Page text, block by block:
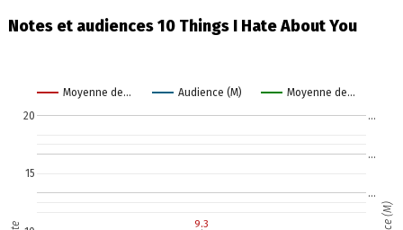
Notes et audiences 10 Things I Hate About You
Moyenne de… Audience (M) Moyenne de…
15
20
…
…
…
9.3
9.3